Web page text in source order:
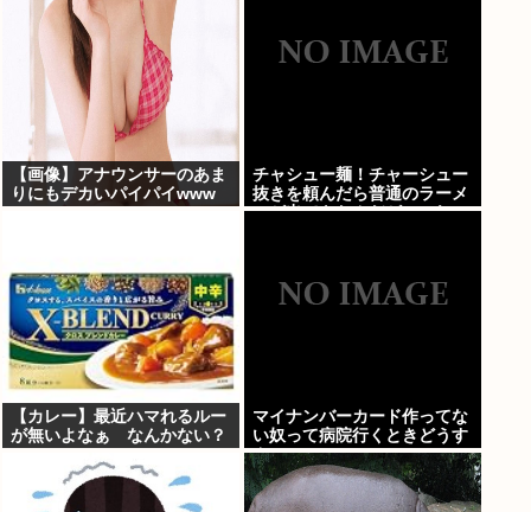
【画像】アナウンサーのあま
りにもデカいパイパイwww
チャシュー麺！チャーシュー
抜きを頼んだら普通のラーメ
ンが出てきたんだが、これっ
【カレー】最近ハマれるルー
が無いよなぁ なんかない？
マイナンバーカード作ってな
い奴って病院行くときどうす
んの